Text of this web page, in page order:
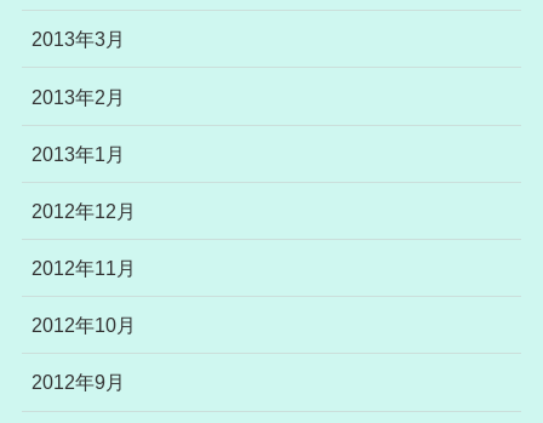
2013年3月
2013年2月
2013年1月
2012年12月
2012年11月
2012年10月
2012年9月